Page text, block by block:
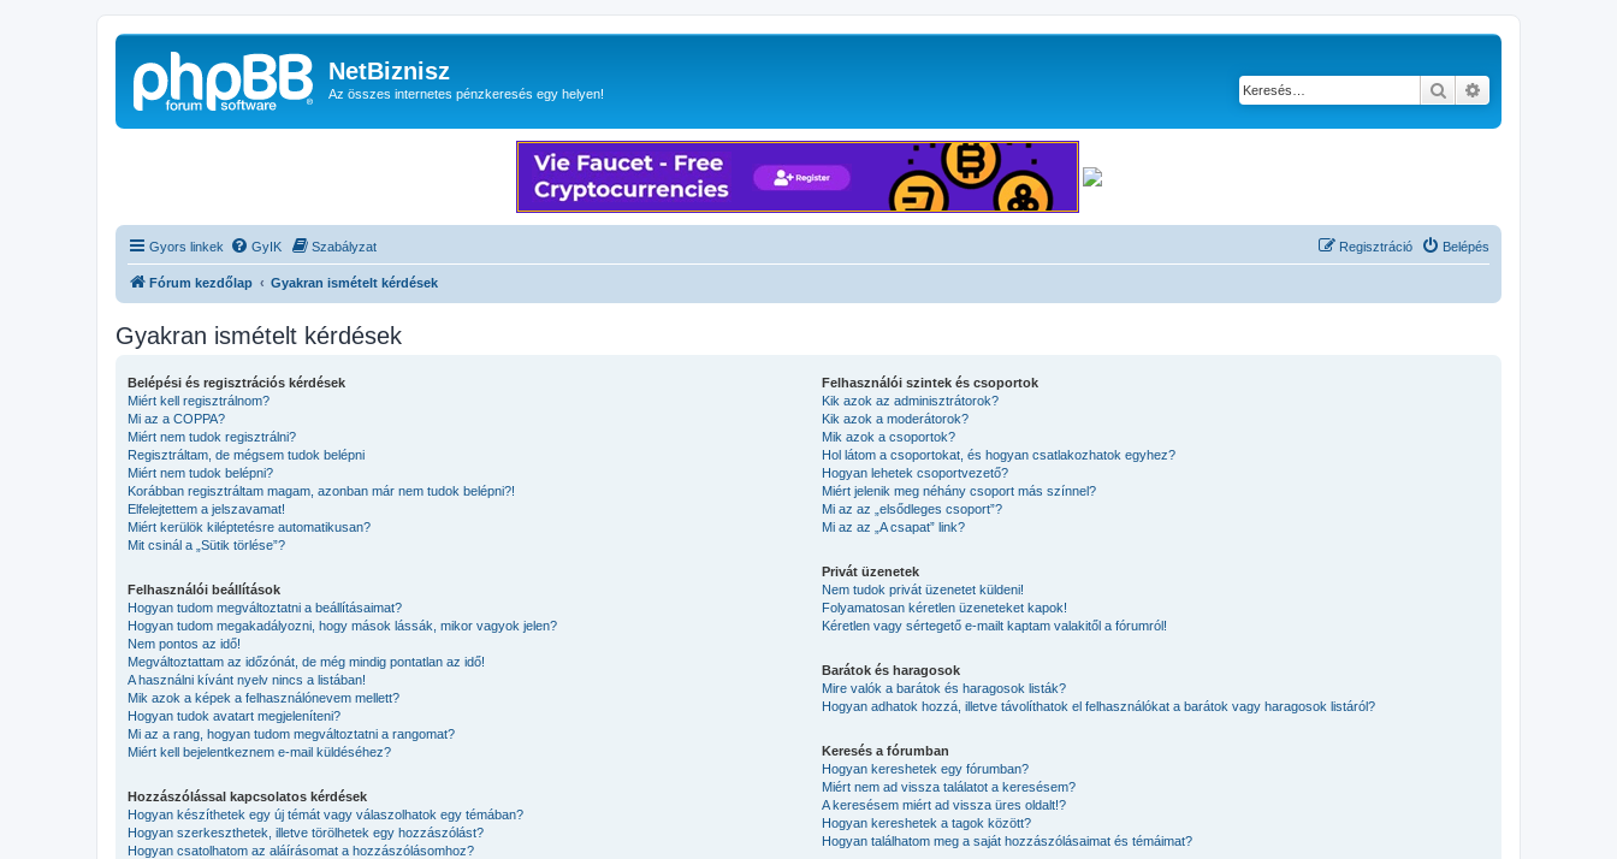
NetBiznisz
Az összes internetes pénzkeresés egy helyen! Keresés
Gyors linkek GyIK Szabályzat Belépés
Regisztráció
Fórum kezdőlap Gyakran ismételt kérdések
Gyakran ismételt kérdések
Belépési és regisztrációs kérdések
Miért kell regisztrálnom?
Mi az a COPPA?
Miért nem tudok regisztrálni?
Regisztráltam, de mégsem tudok belépni
Miért nem tudok belépni?
Korábban regisztráltam magam, azonban már nem tudok belépni?!
Elfelejtettem a jelszavamat!
Miért kerülök kiléptetésre automatikusan?
Mit csinál a „Sütik törlése”?
Felhasználói beállítások
Hogyan tudom megváltoztatni a beállításaimat?
Hogyan tudom megakadályozni, hogy mások lássák, mikor vagyok jelen?
Nem pontos az idő!
Megváltoztattam az időzónát, de még mindig pontatlan az idő!
A használni kívánt nyelv nincs a listában!
Mik azok a képek a felhasználónevem mellett?
Hogyan tudok avatart megjeleníteni?
Mi az a rang, hogyan tudom megváltoztatni a rangomat?
Miért kell bejelentkeznem e-mail küldéséhez?
Hozzászólással kapcsolatos kérdések
Hogyan készíthetek egy új témát vagy válaszolhatok egy témában?
Hogyan szerkeszthetek, illetve törölhetek egy hozzászólást?
Hogyan csatolhatom az aláírásomat a hozzászólásomhoz?
Felhasználói szintek és csoportok
Kik azok az adminisztrátorok?
Kik azok a moderátorok?
Mik azok a csoportok?
Hol látom a csoportokat, és hogyan csatlakozhatok egyhez?
Hogyan lehetek csoportvezető?
Miért jelenik meg néhány csoport más színnel?
Mi az az „elsődleges csoport”?
Mi az az „A csapat” link?
Privát üzenetek
Nem tudok privát üzenetet küldeni!
Folyamatosan kéretlen üzeneteket kapok!
Kéretlen vagy sértegető e-mailt kaptam valakitől a fórumról!
Barátok és haragosok
Mire valók a barátok és haragosok listák?
Hogyan adhatok hozzá, illetve távolíthatok el felhasználókat a barátok vagy haragosok listáról?
Keresés a fórumban
Hogyan kereshetek egy fórumban?
Miért nem ad vissza találatot a keresésem?
A keresésem miért ad vissza üres oldalt!?
Hogyan kereshetek a tagok között?
Hogyan találhatom meg a saját hozzászólásaimat és témáimat?